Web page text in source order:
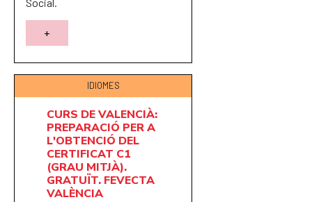
+
IDIOMES
CURS DE VALENCIÀ:
PREPARACIÓ PER A
L'OBTENCIÓ DEL
CERTIFICAT C1
(GRAU MITJÀ).
GRATUÏT. FEVECTA
VALÈNCIA